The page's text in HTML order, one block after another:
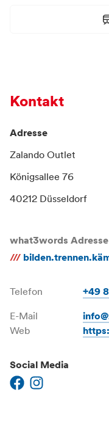
Kontakt
Adresse
Zalando Outlet
Königsallee 76
40212 Düsseldorf
what3words Adresse
///
Telefon +49
E-Mail
Web
Social Media